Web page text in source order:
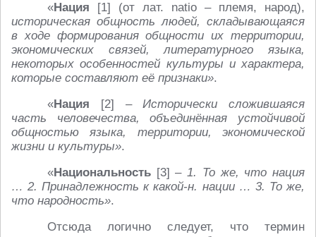
«Нация [1] (от лат. natio – племя, народ),
историческая общность людей, складывающаяся
в ходе формирования общности их территории,
экономических связей, литературного языка,
некоторых особенностей культуры и характера,
которые составляют её признаки».
«Нация [2] –Исторически сложившаяся
часть человечества, объединённая устойчивой
общностью языка, территории, экономической
жизни и культуры».
«Национальность [3] –1. То же, что нация
… 2. Принадлежность к какой-н. нации … 3. То же,
что народность».
Отсюда логично следует, что термин